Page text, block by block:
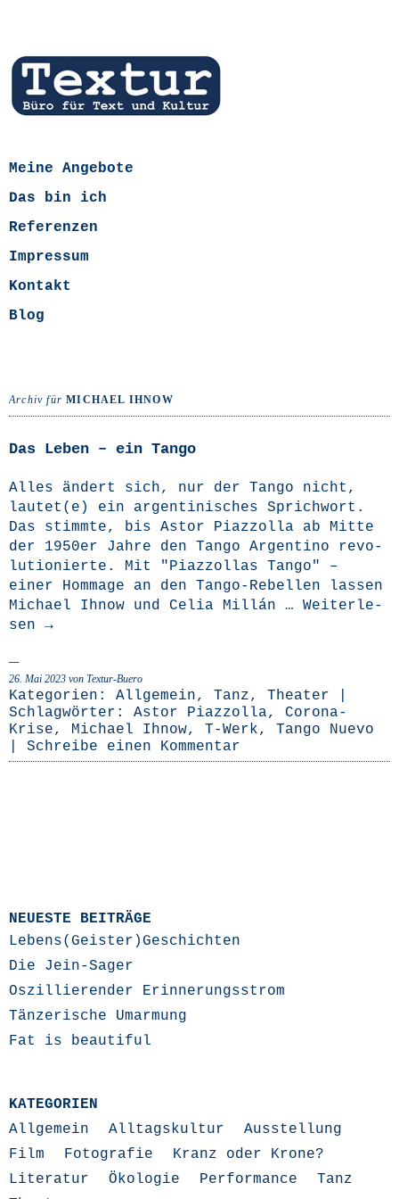
Meine Angebote
Das bin ich
Referenzen
Impressum
Kontakt
Blog
Archiv fürMICHAEL IHNOW
Das Leben – ein Tango
Alles ändert sich, nur der Tan­go nicht,
lautet(e) ein argen­ti­ni­sches Sprich­wort.
Das stimm­te, bis Astor Piaz­zolla ab Mit­te
der 1950er Jah­re den Tan­go Argen­ti­no revo­
lu­tio­nier­te. Mit "Piaz­zoll­as Tan­go" –
einer Hom­mage an den Tan­­go-Rebel­­len las­sen
Micha­el Ihnow und Celia Mil­lán … Wei­ter­le­
sen →
26. Mai 2023 von Textur-Buero
Kategorien: Allgemein, Tanz, Theater
Schlagwörter: Astor Piazzolla, Corona-
Krise, Michael Ihnow, T-Werk, Tango Nuevo
Schreibe einen Kommentar
NEUESTE BEITRÄGE
Lebens(Geister)Geschichten
Die Jein-Sager
Oszillierender Erinnerungsstrom
Tänzerische Umarmung
Fat is beautiful
KATEGORIEN
Allgemein
Alltagskultur
Ausstellung
Film
Fotografie
Kranz oder Krone?
Literatur
Ökologie Performance
Tanz